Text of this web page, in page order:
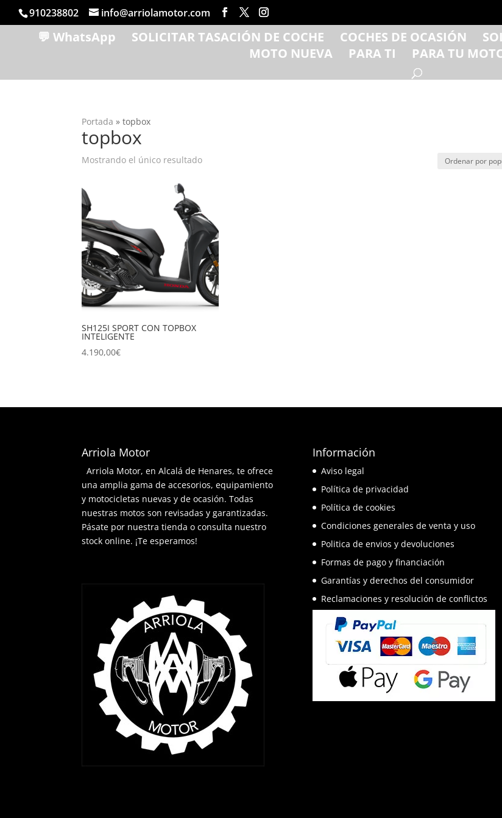
910238802 info@arriolamotor.com
💬 WhatsApp SOLICITAR TASACIÓN DE COCHE COCHES DE OCASIÓN
MOTO NUEVA
PARA TI PARA TU
Portada »topbox
topbox
Mostrando el único resultado
SH125I SPORT CON TOPBOX
INTELIGENTE
4.190,00€
Arriola Motor
Arriola Motor, en Alcalá de Henares, te ofrece
una amplia gama de accesorios, equipamiento
y motocicletas nuevas y de ocasión. Todas
nuestras motos son revisadas y garantizadas.
Pásate por nuestra tienda o consulta nuestro
stock online. ¡Te esperamos!
Información
Aviso legal
Política de privacidad
Política de cookies
Condiciones generales de venta y uso
Politica de envios y devoluciones
Formas de pago y financiación
Garantías y derechos del consumidor
Reclamaciones y resolución de conflictos